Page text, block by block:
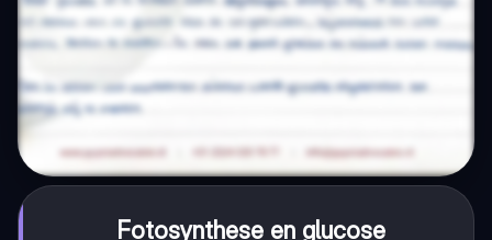
Fotosynthese en glucose